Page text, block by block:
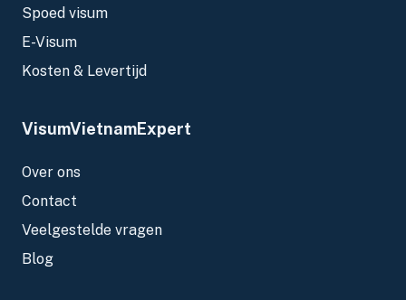
Spoed visum
E-Visum
Kosten & Levertijd
VisumVietnamExpert
Over ons
Contact
Veelgestelde vragen
Blog